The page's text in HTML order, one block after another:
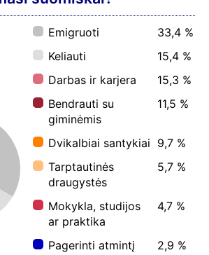
Emigruoti
33,4 %
Keliauti
15,4 %
Darbas ir karjera
15,3 %
Bendrauti su
giminėmis
11,5 %
Dvikalbiai santykiai 9,7 %
Tarptautinės
draugystės
5,7 %
Mokykla, studijos
ar praktika
4,7 %
Pagerinti atmintį 2,9 %